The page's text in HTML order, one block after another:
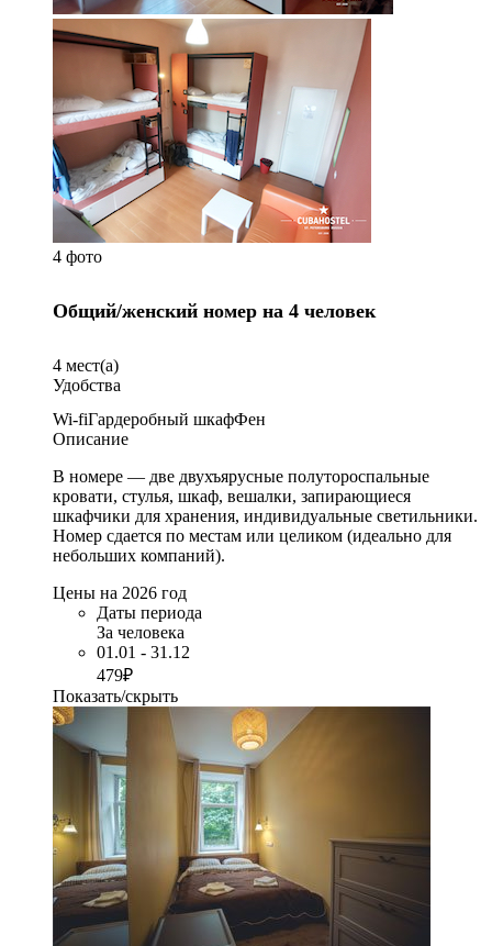
4 фото
Общий/женский номер на 4 человек
4 мест(а)
Удобства
Wi-fiГардеробный шкафФен
Описание
В номере — две двухъярусные полутороспальные
кровати, стулья, шкаф, вешалки, запирающиеся
шкафчики для хранения, индивидуальные светильники.
Номер сдается по местам или целиком (идеально для
небольших компаний).
Цены на 2026 год
Даты периода
За человека
01.01 - 31.12
479₽
Показать/скрыть